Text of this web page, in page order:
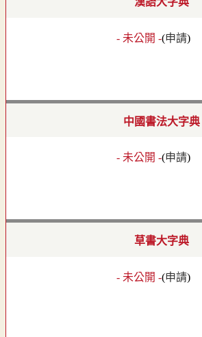
- 未公開 -(申請)
中國書法大字典
- 未公開 -(申請)
草書大字典
- 未公開 -(申請)